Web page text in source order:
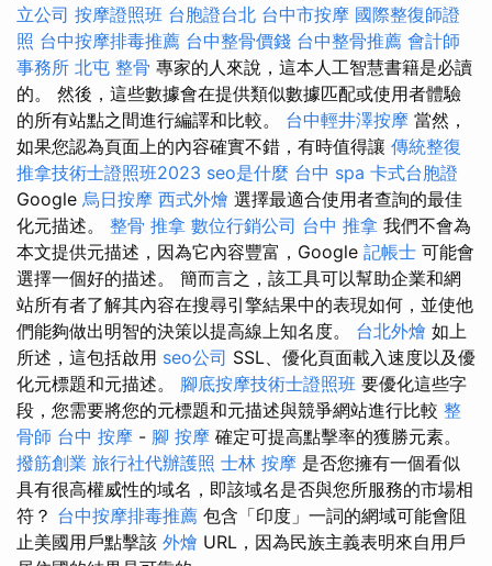
立公司 按摩證照班 台胞證台北 台中市按摩 國際整復師證
照 台中按摩排毒推薦 台中整骨價錢 台中整骨推薦 會計師
事務所 北屯 整骨 專家的人來說，這本人工智慧書籍是必讀
的。 然後，這些數據會在提供類似數據匹配或使用者體驗
的所有站點之間進行編譯和比較。 台中輕井澤按摩 當然，
如果您認為頁面上的內容確實不錯，有時值得讓 傳統整復
推拿技術士證照班2023 seo是什麼 台中 spa 卡式台胞證
Google 烏日按摩 西式外燴 選擇最適合使用者查詢的最佳
化元描述。 整骨 推拿 數位行銷公司 台中 推拿 我們不會為
本文提供元描述，因為它內容豐富，Google 記帳士 可能會
選擇一個好的描述。 簡而言之，該工具可以幫助企業和網
站所有者了解其內容在搜尋引擎結果中的表現如何，並使他
們能夠做出明智的決策以提高線上知名度。 台北外燴 如上
所述，這包括啟用 seo公司 SSL、優化頁面載入速度以及優
化元標題和元描述。 腳底按摩技術士證照班 要優化這些字
段，您需要將您的元標題和元描述與競爭網站進行比較 整
骨師 台中 按摩 - 腳 按摩 確定可提高點擊率的獲勝元素。
撥筋創業 旅行社代辦護照 士林 按摩 是否您擁有一個看似
具有很高權威性的域名，即該域名是否與您所服務的市場相
符？ 台中按摩排毒推薦 包含「印度」一詞的網域可能會阻
止美國用戶點擊該 外燴 URL，因為民族主義表明來自用戶